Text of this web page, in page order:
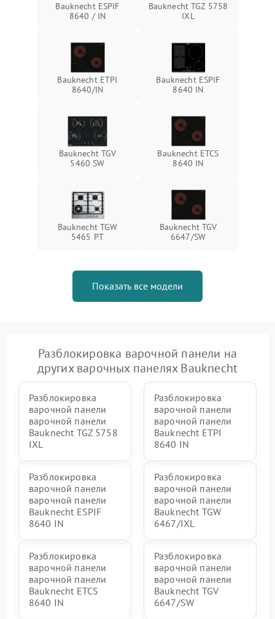
Bauknecht ESPIF
8640 / IN
Bauknecht TGZ 5758
IXL
Bauknecht ETPI
8640/IN
Bauknecht ESPIF
8640 IN
Bauknecht TGV
5460 SW
Bauknecht ETCS
8640 IN
Bauknecht TGW
5465 PT
Bauknecht TGV
6647/SW
Показать все модели
Разблокировка варочной панели на
других варочных панелях Bauknecht
Разблокировка
варочной панели
варочной панели
Bauknecht TGZ 5758
IXL
Разблокировка
варочной панели
варочной панели
Bauknecht ETPI
8640 IN
Разблокировка
варочной панели
варочной панели
Bauknecht ESPIF
8640 IN
Разблокировка
варочной панели
варочной панели
Bauknecht TGW
6467/IXL
Разблокировка
варочной панели
варочной панели
Bauknecht ETCS
8640 IN
Разблокировка
варочной панели
варочной панели
Bauknecht TGV
6647/SW